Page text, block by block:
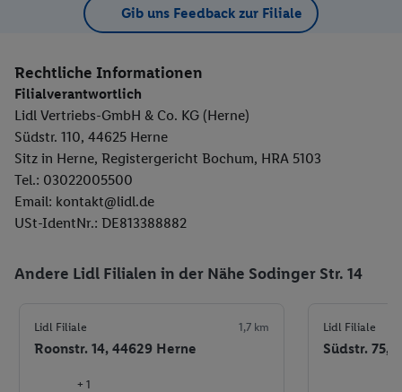
Gib uns Feedback zur Filiale
Rechtliche Informationen
Filialverantwortlich
Lidl Vertriebs-GmbH & Co. KG (Herne)
Südstr. 110, 44625 Herne
Sitz in Herne, Registergericht Bochum, HRA 5103
Tel.: 03022005500
Email: kontakt@lidl.de
USt-IdentNr.: DE813388882
Andere Lidl Filialen in der Nähe Sodinger Str. 14
Lidl Filiale 1,7 km
Roonstr. 14, 44629 Herne
+ 1
Lidl Filiale
Südstr. 75,